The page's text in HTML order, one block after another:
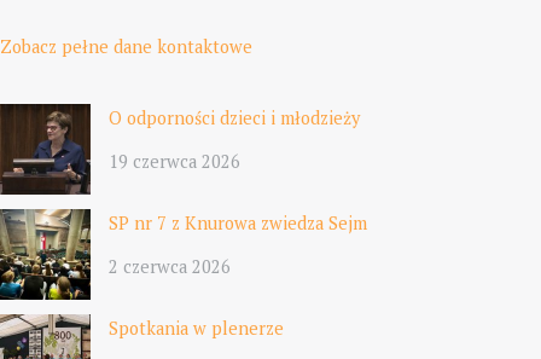
Zobacz pełne dane kontaktowe
O odporności dzieci i młodzieży
19 czerwca 2026
SP nr 7 z Knurowa zwiedza Sejm
2 czerwca 2026
Spotkania w plenerze